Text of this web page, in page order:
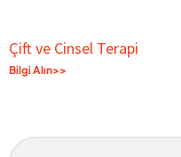
Çift ve Cinsel Terapi
Bilgi Alın>>